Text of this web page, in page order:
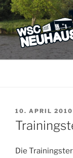
Zum
Inhalt
springen
WSC
Der Verein mit
AM
10. APRIL 2010
Die